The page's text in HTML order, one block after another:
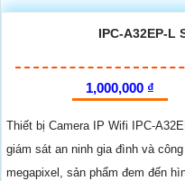
IPC-A32EP-L
1,000,000 ₫
Thiết bị Camera IP Wifi IPC-
giám sát an ninh gia đình và
megapixel, sản phẩm đem đến